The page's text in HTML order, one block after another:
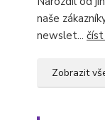
naše
newslet...
Zobrazit